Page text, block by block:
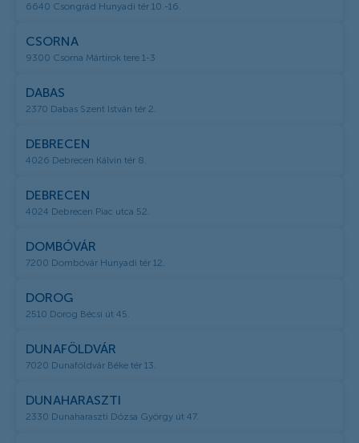
6640 Csongrád Hunyadi tér 10.-16.
CSORNA
9300 Csorna Mártírok tere 1-3
DABAS
2370 Dabas Szent István tér 2.
DEBRECEN
4026 Debrecen Kálvin tér 8.
DEBRECEN
4024 Debrecen Piac utca 52.
DOMBÓVÁR
7200 Dombóvár Hunyadi tér 12.
DOROG
2510 Dorog Bécsi út 45.
DUNAFÖLDVÁR
7020 Dunaföldvár Béke tér 13.
DUNAHARASZTI
2330 Dunaharaszti Dózsa György út 47.